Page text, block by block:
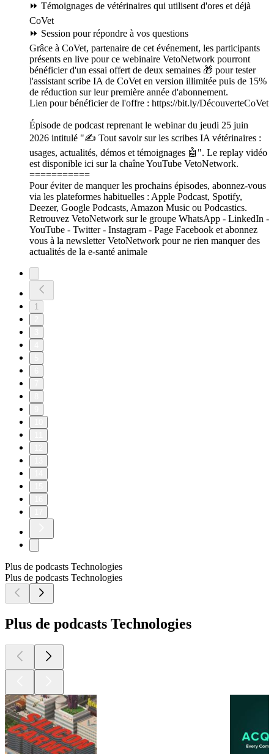
⏩ Témoignages de vétérinaires qui utilisent d'ores et déjà
CoVet
⏩ Session pour répondre à vos questions
Grâce à CoVet, partenaire de cet événement, les participants
présents en live pour ce webinaire VetoNetwork pourront
bénéficier d'un essai offert de deux semaines 🎁 pour tester
l'assistant scribe IA de CoVet en version illimitée puis de 15%
de réduction sur leur première année d'abonnement.
Lien pour bénéficier de l'offre : https://bit.ly/DécouverteCoVet
Épisode de podcast reprenant le webinar du jeudi 25 juin
2026 intitulé "✍️ Tout savoir sur les scribes IA vétérinaires :
usages, actualités, démos et témoignages 🤖". Le replay vidéo
est disponible ici sur la chaîne YouTube VetoNetwork.
===========
Pour éviter de manquer les prochains épisodes, abonnez-vous
via les plateformes habituelles : Apple Podcast, Spotify,
Deezer, Google Podcasts, Amazon Music ou Podcastics.
Retrouvez VetoNetwork sur le groupe WhatsApp - LinkedIn -
YouTube - Twitter - Instagram - Page Facebook et abonnez
vous à la newsletter VetoNetwork pour ne rien manquer des
actualités de la e-santé animale
1
Plus de podcasts Technologies
Plus de podcasts Technologies
Plus de podcasts Technologies